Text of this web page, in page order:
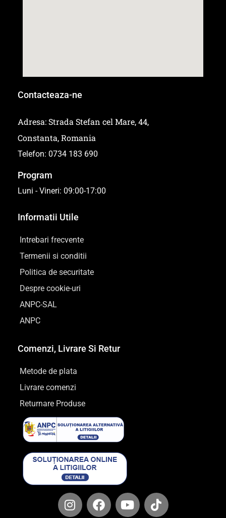
Contacteaza-ne
Adresa: Strada Stefan cel Mare, 44,
Constanta, Romania
Telefon: 0734 183 690
Program
Luni - Vineri: 09:00-17:00
Informatii Utile
Intrebari frecvente
Termenii si conditii
Politica de securitate
Despre cookie-uri
ANPC-SAL
ANPC
Comenzi, Livrare Si Retur
Metode de plata
Livrare comenzi
Returnare Produse